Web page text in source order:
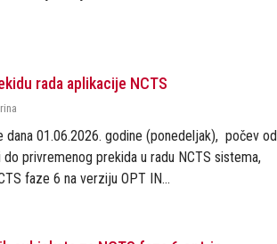
rada aplikacije NCTS
dana 01.06.2026. godine (ponedeljak), počev od
privremenog prekida u radu NCTS sistema,
faze 6 na verziju OPT IN...